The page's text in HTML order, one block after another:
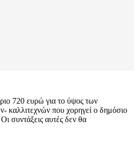
720 ευρώ για το ύψος των
καλλιτεχνών που χορηγεί ο δημόσιο
συντάξεις αυτές δεν θα